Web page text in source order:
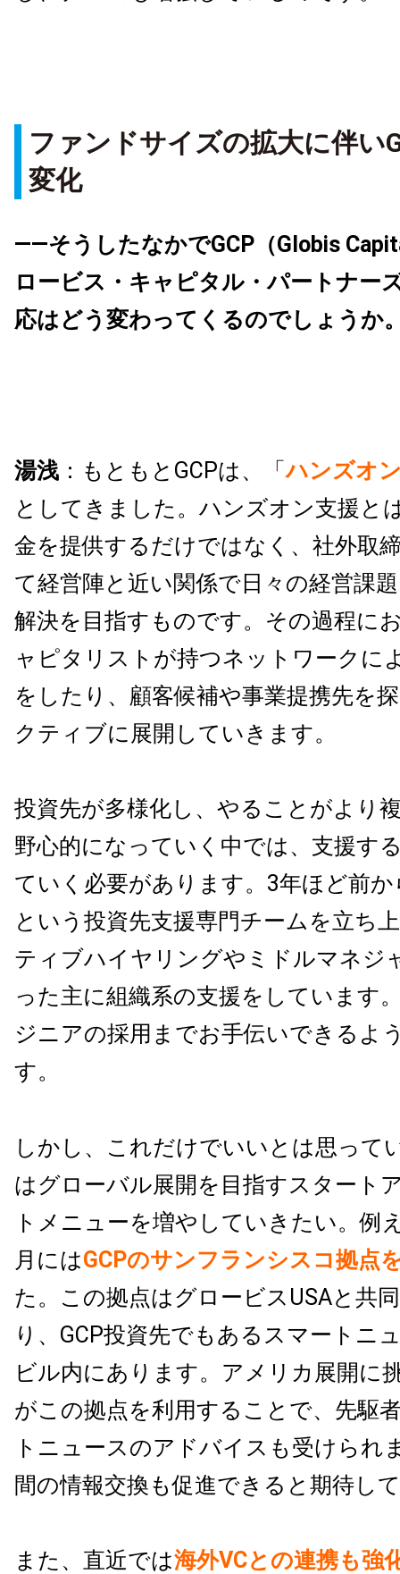
ファンドサイズの拡大に伴い
変化
――そうしたなかでGCP（Globis
ロービス・キャピタル・パートナー
応はどう変わってくるのでしょうか
湯浅 ：もともとGCPは、「ハンズオ
としてきました。ハンズオン支援と
金を提供するだけではなく、社外取
て経営陣と近い関係で日々の経営課
解決を目指すものです。その過程に
ャピタリストが持つネットワークに
をしたり、顧客候補や事業提携先を
クティブに展開していきます。
投資先が多様化し、やることがより
野心的になっていく中では、支援す
ていく必要があります。3年ほど前か
という投資先支援専門チームを立ち
ティブハイヤリングやミドルマネジ
った主に組織系の支援をしています
ジニアの採用までお手伝いできるよ
す。
しかし、これだけでいいとは思って
はグローバル展開を目指すスタート
トメニューを増やしていきたい。例
月にはGCPのサンフランシスコ拠点
た。この拠点はグロービスUSAと共
り、GCP投資先でもあるスマートニ
ビル内にあります。アメリカ展開に
がこの拠点を利用することで、先駆
トニュースのアドバイスも受けられ
間の情報交換も促進できると期待し
また、直近では海外VCとの連携も強